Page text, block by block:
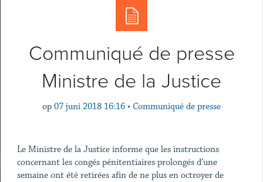
Communiqué de presse
Ministre de la Justice
op 07 juni 2018 16:16 • Communiqué de presse
Le Ministre de la Justice informe que les instructions
concernant les congés pénitentiaires prolongés d’une
semaine ont été retirées afin de ne plus en octroyer de